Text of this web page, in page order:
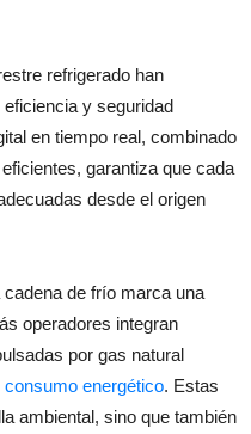
refrigerado han
y seguridad
en tiempo real, combinado
garantiza que cada
desde el origen
de frío marca una
operadores integran
por gas natural
energético. Estas
ambiental, sino que también